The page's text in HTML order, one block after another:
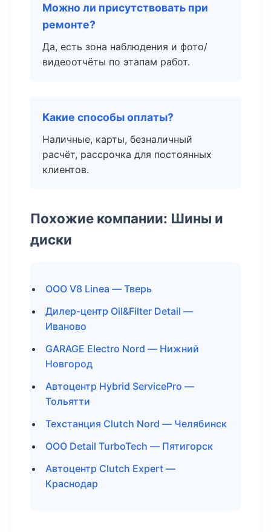
Можно ли присутствовать при
ремонте?
Да, есть зона наблюдения и фото/
видеоотчёты по этапам работ.
Какие способы оплаты?
Наличные, карты, безналичный
расчёт, рассрочка для постоянных
клиентов.
Похожие компании: Шины и
диски
ООО V8 Linea — Тверь
Дилер-центр Oil&Filter Detail —
Иваново
GARAGE Electro Nord — Нижний
Новгород
Автоцентр Hybrid ServicePro —
Тольятти
Техстанция Clutch Nord — Челябинск
ООО Detail TurboTech — Пятигорск
Автоцентр Clutch Expert —
Краснодар